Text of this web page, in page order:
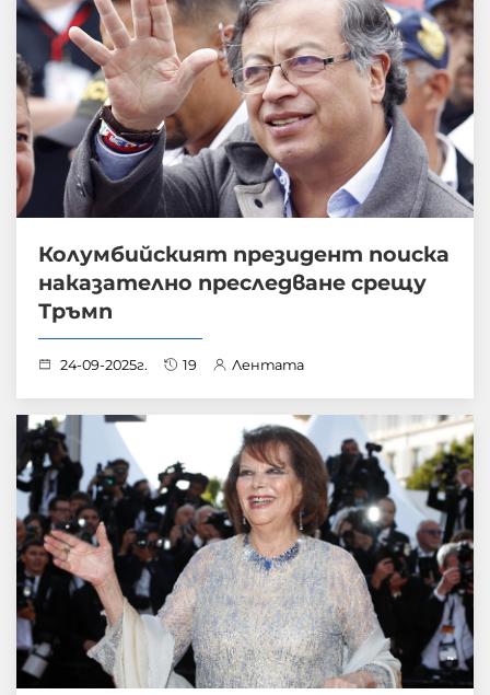
Колумбийският президент поиска
наказателно преследване срещу
Тръмп
24-09-2025г. 19 Лентата